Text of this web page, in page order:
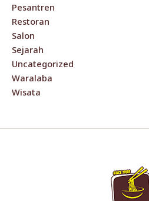
Pesantren
Restoran
Salon
Sejarah
Uncategorized
Waralaba
Wisata